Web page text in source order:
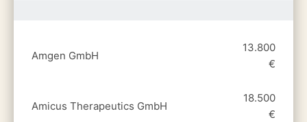
Amgen GmbH
13.800
€
Amicus Therapeutics GmbH
18.500
€